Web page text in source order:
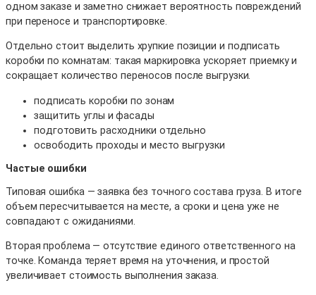
одном заказе и заметно снижает вероятность повреждений
при переносе и транспортировке.
Отдельно стоит выделить хрупкие позиции и подписать
коробки по комнатам: такая маркировка ускоряет приемку и
сокращает количество переносов после выгрузки.
подписать коробки по зонам
защитить углы и фасады
подготовить расходники отдельно
освободить проходы и место выгрузки
Частые ошибки
Типовая ошибка — заявка без точного состава груза. В итоге
объем пересчитывается на месте, а сроки и цена уже не
совпадают с ожиданиями.
Вторая проблема — отсутствие единого ответственного на
точке. Команда теряет время на уточнения, и простой
увеличивает стоимость выполнения заказа.